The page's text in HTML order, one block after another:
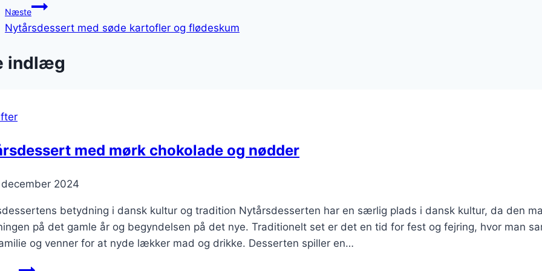
Næste
Nytårsdessert med søde kartofler og flødeskum
indlæg
med mørk chokolade og nødder
2024
betydning i dansk kultur og tradition Nytårsdesserten har en særlig plads i dansk kultur, da den
på det gamle år og begyndelsen på det nye. Traditionelt set er det en tid for fest og fejring, hvor man
og venner for at nyde lækker mad og drikke. Desserten spiller en…